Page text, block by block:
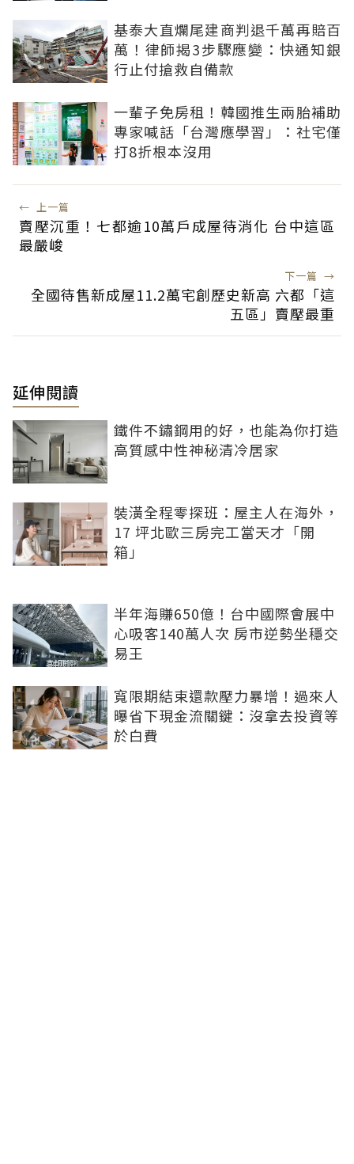
基泰大直爛尾建商判退千萬再賠百
萬！律師揭3步驟應變：快通知銀
行止付搶救自備款
一輩子免房租！韓國推生兩胎補助
專家喊話「台灣應學習」：社宅僅
打8折根本沒用
← 上一篇
賣壓沉重！七都逾10萬戶成屋待消化 台中這區
最嚴峻
下一篇 →
全國待售新成屋11.2萬宅創歷史新高 六都「這
五區」賣壓最重
延伸閱讀
鐵件不鏽鋼用的好，也能為你打造
高質感中性神秘清冷居家
裝潢全程零探班：屋主人在海外，
17 坪北歐三房完工當天才「開
箱」
半年海賺650億！台中國際會展中
心吸客140萬人次 房市逆勢坐穩交
易王
寬限期結束還款壓力暴增！過來人
曝省下現金流關鍵：沒拿去投資等
於白費